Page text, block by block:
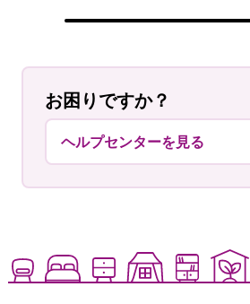
お困りですか？
ヘルプセンターを見る